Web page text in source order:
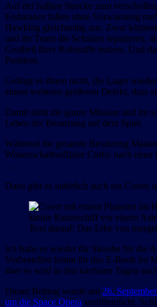
Auf der halben Strecke zum
Endurance fallen ohne Vorwarnung
Hawking gleichzeitig aus. Zwar
und ihr Team die Schäden reparieren,
Großteil ihrer Rohstoffe nutzen. Und
Problem.
Gelingt es ihnen nicht, die Lager
einem weiteren größeren Defekt, dass
Damit steht die ganze Mission und im
Leben der Besatzung auf dem Spiel.
Während die gesamte Besatzung
Wissenschaftsoffizier Corby nach einer
…
Dazu gibt es natürlich auch ein Cover,
Ich habe es wieder für Skoobe für die
Vorbestellen könnt ihr das E-Book im
aber es wird in den nächsten Tagen
Dieser Beitrag wurde am 26.
um die Space Opera veröffentlicht.